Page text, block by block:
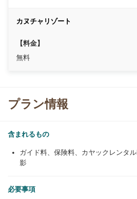
カヌチャリゾート
【料金】
無料
プラン情報
含まれるもの
ガイド料、保険料、カヤックレンタ
影
必要事項